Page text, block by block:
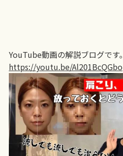
YouTube動画の解説ブログです。
https://youtu.be/Al201BcQGbo